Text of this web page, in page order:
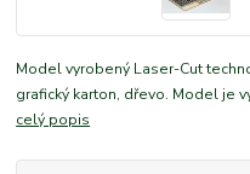
Model vyrobený Laser-Cut
grafický karton, dřevo. Model je
celý popis